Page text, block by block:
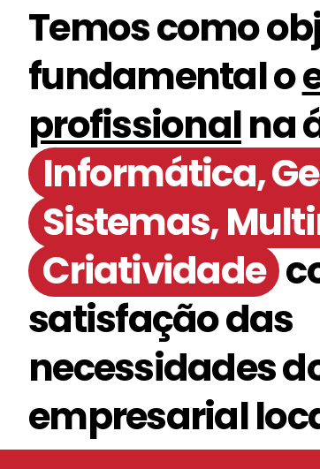
Temos como
fundamental o
profissionalna
Informática,
Sistemas,
Criatividade
satisfação das
necessidades
empresarial